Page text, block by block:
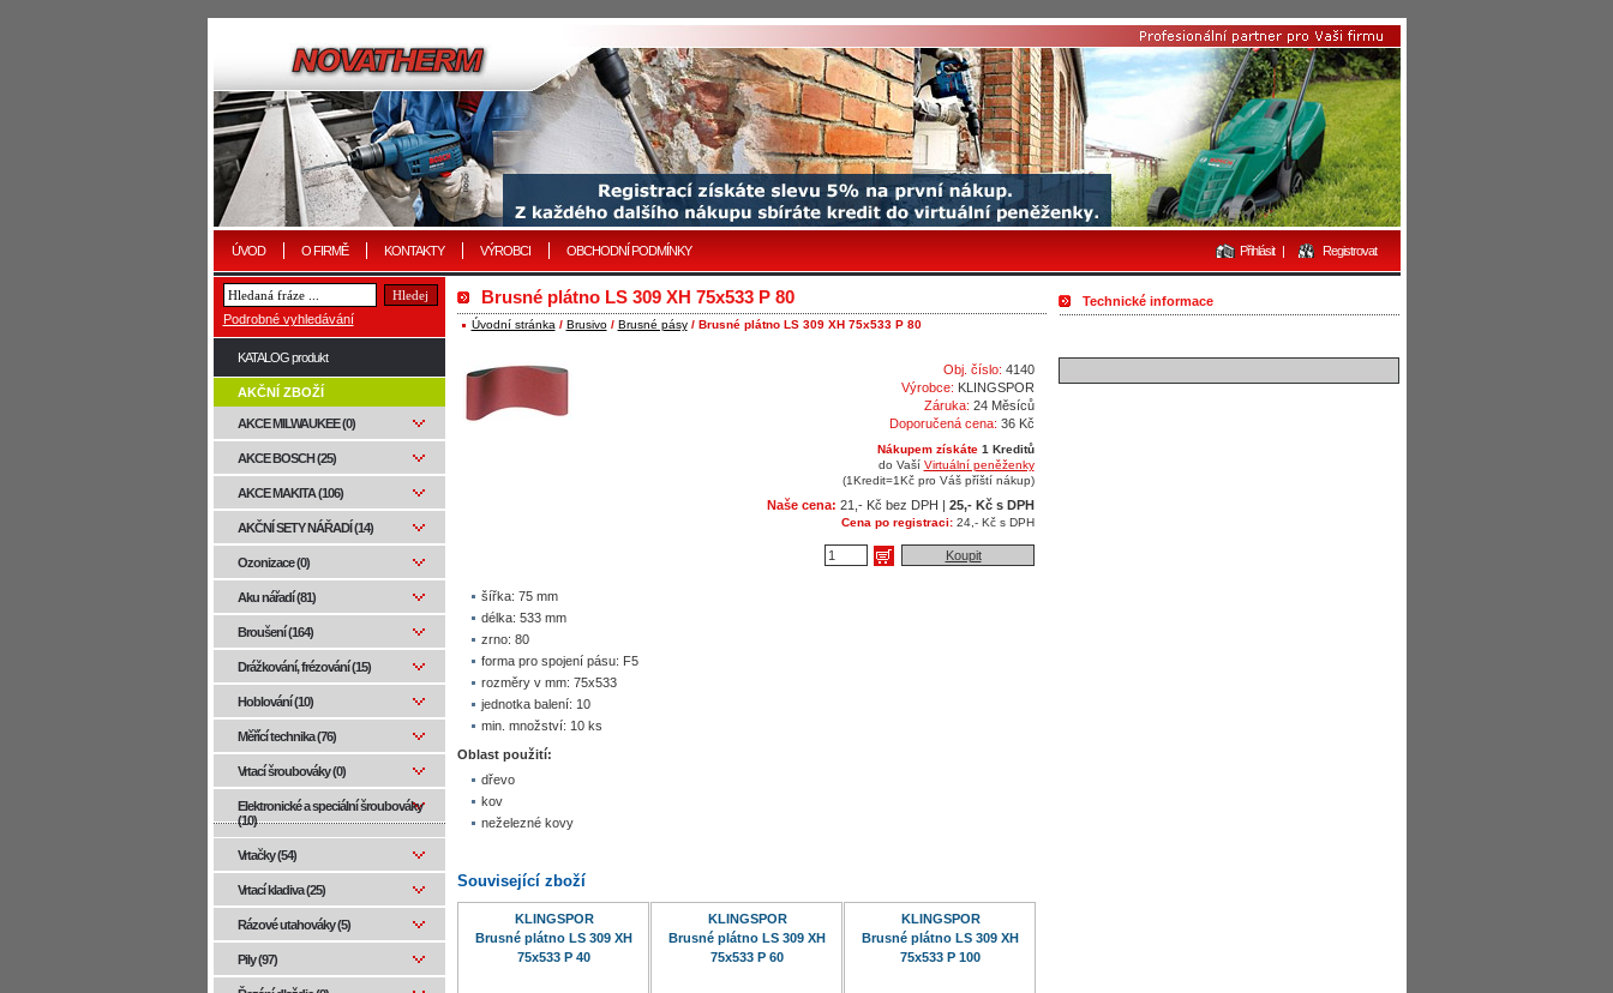
ÚVOD O FIRMĚ KONTAKTY VÝROBCI OBCHODNÍ PODMÍNKY Přihlásit | Registrovat
Brusné plátno LS 309 XH 75x533 P 80
Úvodní stránka / Brusivo/ Brusné pásy/ Brusné plátno LS 309 XH 75x533 P 80
Obj. číslo: 4140
Výrobce: KLINGSPOR
Záruka: 24 Měsíců
Doporučená cena: 36 Kč
Nákupem získáte1 Kreditů
do Vaší Virtuální peněženky
(1Kredit=1Kč pro Váš příští nákup)
Naše cena: 21,- Kč bez DPH | 25,- Kč s DPH
Cena po registraci:24,- Kč s DPH
Koupit
šířka: 75 mm
délka: 533 mm
zrno: 80
forma pro spojení pásu: F5
rozměry v mm: 75x533
jednotka balení: 10
min. množství: 10 ks
Oblast použití:
dřevo
kov
neželezné kovy
Související zboží
KLINGSPOR
Brusné plátno LS 309 XH
75x533 P 40
KLINGSPOR
Brusné plátno LS 309 XH
75x533 P 60
KLINGSPOR
Brusné plátno LS 309 XH
75x533 P 100
Technické informace
Podrobné vyhledávání
KATALOG produkt
AKČNÍ ZBOŽÍ
AKCE MILWAUKEE (0)
AKCE BOSCH (25)
AKCE MAKITA (106)
AKČNÍ SETY NÁŘADÍ (14)
Ozonizace (0)
Aku nářadí (81)
Broušení (164)
Drážkování, frézování (15)
Hoblování (10)
Měřící technika (76)
Vrtací šroubováky (0)
Elektronické a speciální šroubováky
(10)
Vrtačky (54)
Vrtací kladiva (25)
Rázové utahováky (5)
Pily (97)